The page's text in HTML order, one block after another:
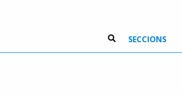
SECCIONS